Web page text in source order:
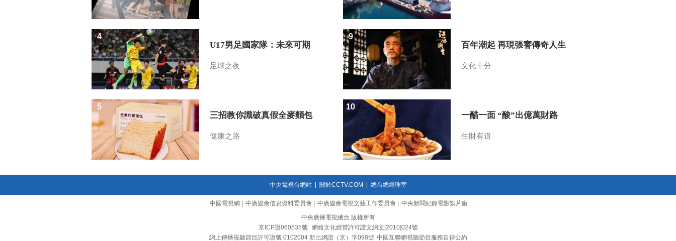
《文化十分》 20160218
2016-02-16 12:36:10
U17男足國家隊：未來可期
足球之夜
4
三招教你識破真假全麥麵包
健康之路
5
百年潮起 再現張謇傳奇人生
文化十分
9
一醋一面 “酸”出億萬財路
生財有道
10
中央電視台網站| 關於CCTV.COM 總台總經理室
中國電視網 中廣協會信息資料委員會 中廣協會電視文藝工作委員會
中央新聞紀錄電影製片廠
中央廣播電視總台 版權所有
京ICP證060535號
網絡文化經營許可證文網文[2010]024號
網上傳播視聽節目許可證號 0102004 新出網證（京）字098號 中國互聯網視聽節目服務自律公約